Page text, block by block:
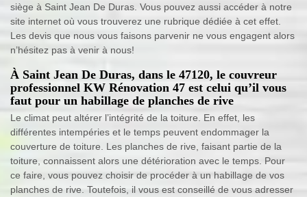
siège à Saint Jean De Duras. Vous pouvez aussi accéder à notre
site internet où vous trouverez une rubrique dédiée à cet effet.
Les devis que nous vous faisons parvenir ne vous engagent alors
n’hésitez pas à venir à nous!
À Saint Jean De Duras, dans le 47120, le couvreur
professionnel KW Rénovation 47 est celui qu’il vous
faut pour un habillage de planches de rive
Le climat peut altérer l’intégrité de la toiture. En effet, les
différentes intempéries et le temps peuvent endommager la
couverture de toiture. Les planches de rive, faisant partie de la
toiture, connaissent alors une détérioration avec le temps. Pour
ce faire, vous pouvez choisir de procéder à un habillage de vos
planches de rive. Toutefois, il vous est conseillé de vous adresser